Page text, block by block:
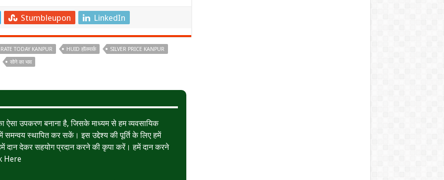
Stumbleupon LinkedIn
TODAY KANPUR HUID हॉलमार्क
SILVER PRICE KANPUR
सोने का भाव
ऐसा उपकरण बनाना है, जिसके माध्यम से हम व्यवसायिक
समन्वय स्थापित कर सकें। इस उद्देश्य की पूर्ति के लिए हमें
दान देकर सहयोग प्रदान करने की कृपा करें। हमें दान करने
Here